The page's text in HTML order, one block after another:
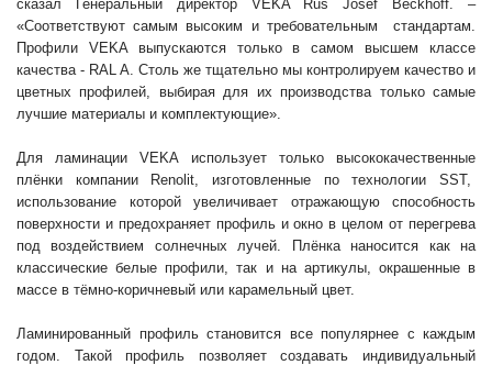
сказал Генеральный директор VEKA Rus Josef Beckhoff. –
«Соответствуют самым высоким и требовательным стандартам.
Профили VEKA выпускаются только в самом высшем классе
качества - RAL A. Столь же тщательно мы контролируем качество и
цветных профилей, выбирая для их производства только самые
лучшие материалы и комплектующие».
Для ламинации VEKA использует только высококачественные
плёнки компании Renolit, изготовленные по технологии SST,
использование которой увеличивает отражающую способность
поверхности и предохраняет профиль и окно в целом от перегрева
под воздействием солнечных лучей. Плёнка наносится как на
классические белые профили, так и на артикулы, окрашенные в
массе в тёмно-коричневый или карамельный цвет.
Ламинированный профиль становится все популярнее с каждым
годом. Такой профиль позволяет создавать индивидуальный